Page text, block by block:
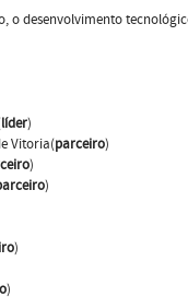
o desenvolvimento
líder)
Vitoria(parceiro)
)
)
)
)